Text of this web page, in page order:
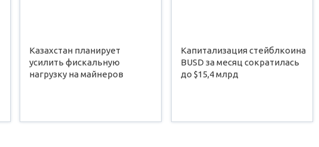
Казахстан планирует
усилить фискальную
нагрузку на майнеров
Капитализация стейблкоина
BUSD за месяц сократилась
до $15,4 млрд